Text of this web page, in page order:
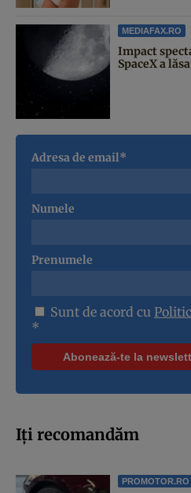
MEDIAFAX.RO
Impact
SpaceX a
Adresa de email*
Numele
Prenumele
Sunt de acord cu
*
Iți recomandăm
PROMOTOR.RO